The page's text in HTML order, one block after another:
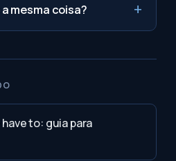
a mesma coisa?
to: guia para